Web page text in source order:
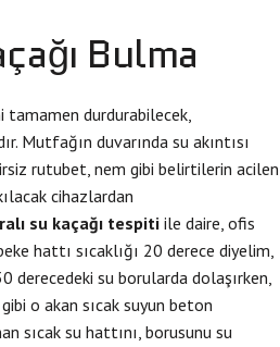
Bulma
tamamen durdurabilecek,
Mutfağın duvarında su akıntısı
rutubet, nem gibi belirtilerin acilen
cihazlardan
su kaçağı tespitiile daire, ofis
hattı sıcaklığı 20 derece diyelim,
derecedeki su borularda dolaşırken,
o akan sıcak suyun beton
sıcak su hattını, borusunu su